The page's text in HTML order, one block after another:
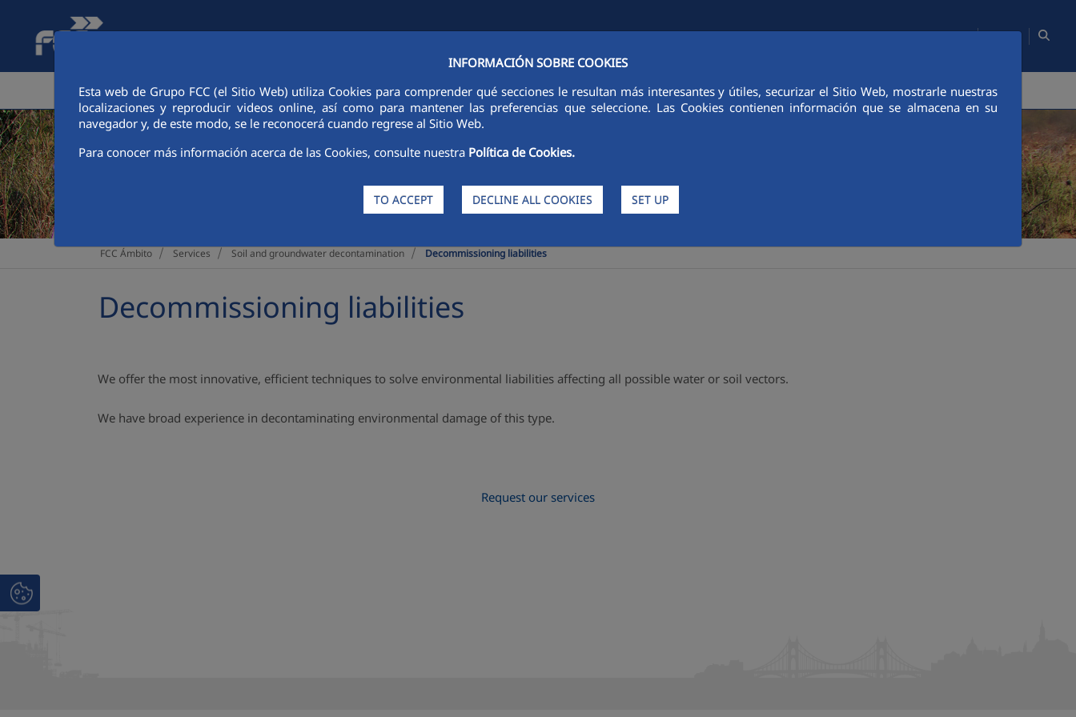
Skip to Main Content
INFORMACIÓN SOBRE COOKIES
Esta web de Grupo FCC (el Sitio Web) utiliza Cookies para comprender qué secciones le resultan más interesantes y útiles, securizar el Sitio Web, mostrarle nuestras
localizaciones y reproducir videos online, así como para mantener las preferencias que seleccione. Las Cookies contienen información que se almacena en su
navegador y, de este modo, se le reconocerá cuando regrese al Sitio Web.
Para conocer más información acerca de las Cookies, consulte nuestra Política de Cookies.
TO ACCEPT DECLINE ALL COOKIES SET UP
Site map Corporate websites Customer Portal Contact EN
CORPORATE AREA SERVICES FINANCIAL INFORMATION SUSTAINABILITY PEOPLE INNOVATION MEDIA CUSTOMER PORTAL CANAL ÉTICO
FCC Ámbito Services Soil and groundwater decontamination Decommissioning liabilities
Decommissioning liabilities
We offer the most innovative, efficient techniques to solve environmental liabilities affecting all possible water or soil vectors.
We have broad experience in decontaminating environmental damage of this type.
Request our services